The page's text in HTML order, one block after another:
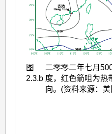
图
2.3.b
二零零二年七月
度，红色箭咀为热
向。(资料来源：